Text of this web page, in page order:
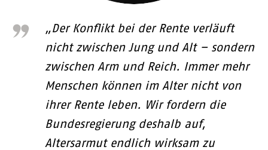
„Der Konflikt bei der Rente verläuft
nicht zwischen Jung und Alt – sondern
zwischen Arm und Reich. Immer mehr
Menschen können im Alter nicht von
ihrer Rente leben. Wir fordern die
Bundesregierung deshalb auf,
Altersarmut endlich wirksam zu